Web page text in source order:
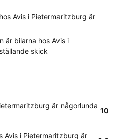
Avis i Pietermaritzburg är
är bilarna hos Avis i
skick
är någorlunda
10
Avis i Pietermaritzburg är